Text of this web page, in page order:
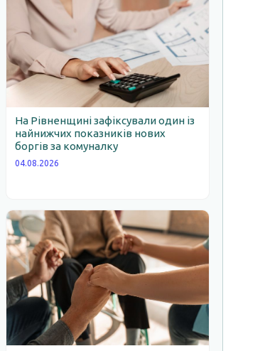
На Рівненщині зафіксували один із
найнижчих показників нових
боргів за комуналку
04.08.2026